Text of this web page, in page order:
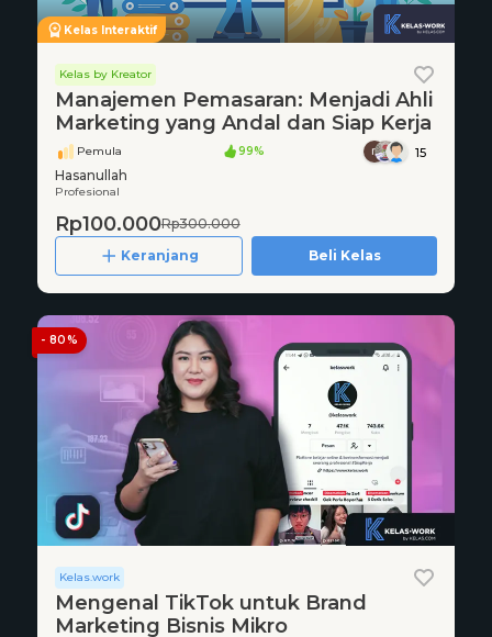
Kelas Interaktif
Kelas by Kreator
Manajemen Pemasaran: Menjadi Ahli
Marketing yang Andal dan Siap Kerja
Pemula 99% 15
Hasanullah
Profesional
Rp100.000Rp300.000
Keranjang
Beli Kelas
- 80%
Kelas.work
Mengenal TikTok untuk Brand
Marketing Bisnis Mikro